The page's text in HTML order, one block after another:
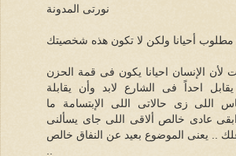
نورتى المدونة
مطلوب أحيانا ولكن لا تكون هذه شخصيتك
لأن الإنسان احيانا يكون فى قمة الحزن
احداً فى الشارع لابد وأن يقابلة
اللى زى حالاتى اللى الإبتسامة ما
عادى خالص ألاقى اللى جاى يسألنى
.. يعنى الموضوع بعيد عن النفاق خالص